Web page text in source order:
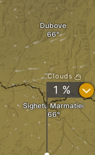
Sighetu Marmatiei
Dubove
Clouds
1 % ?